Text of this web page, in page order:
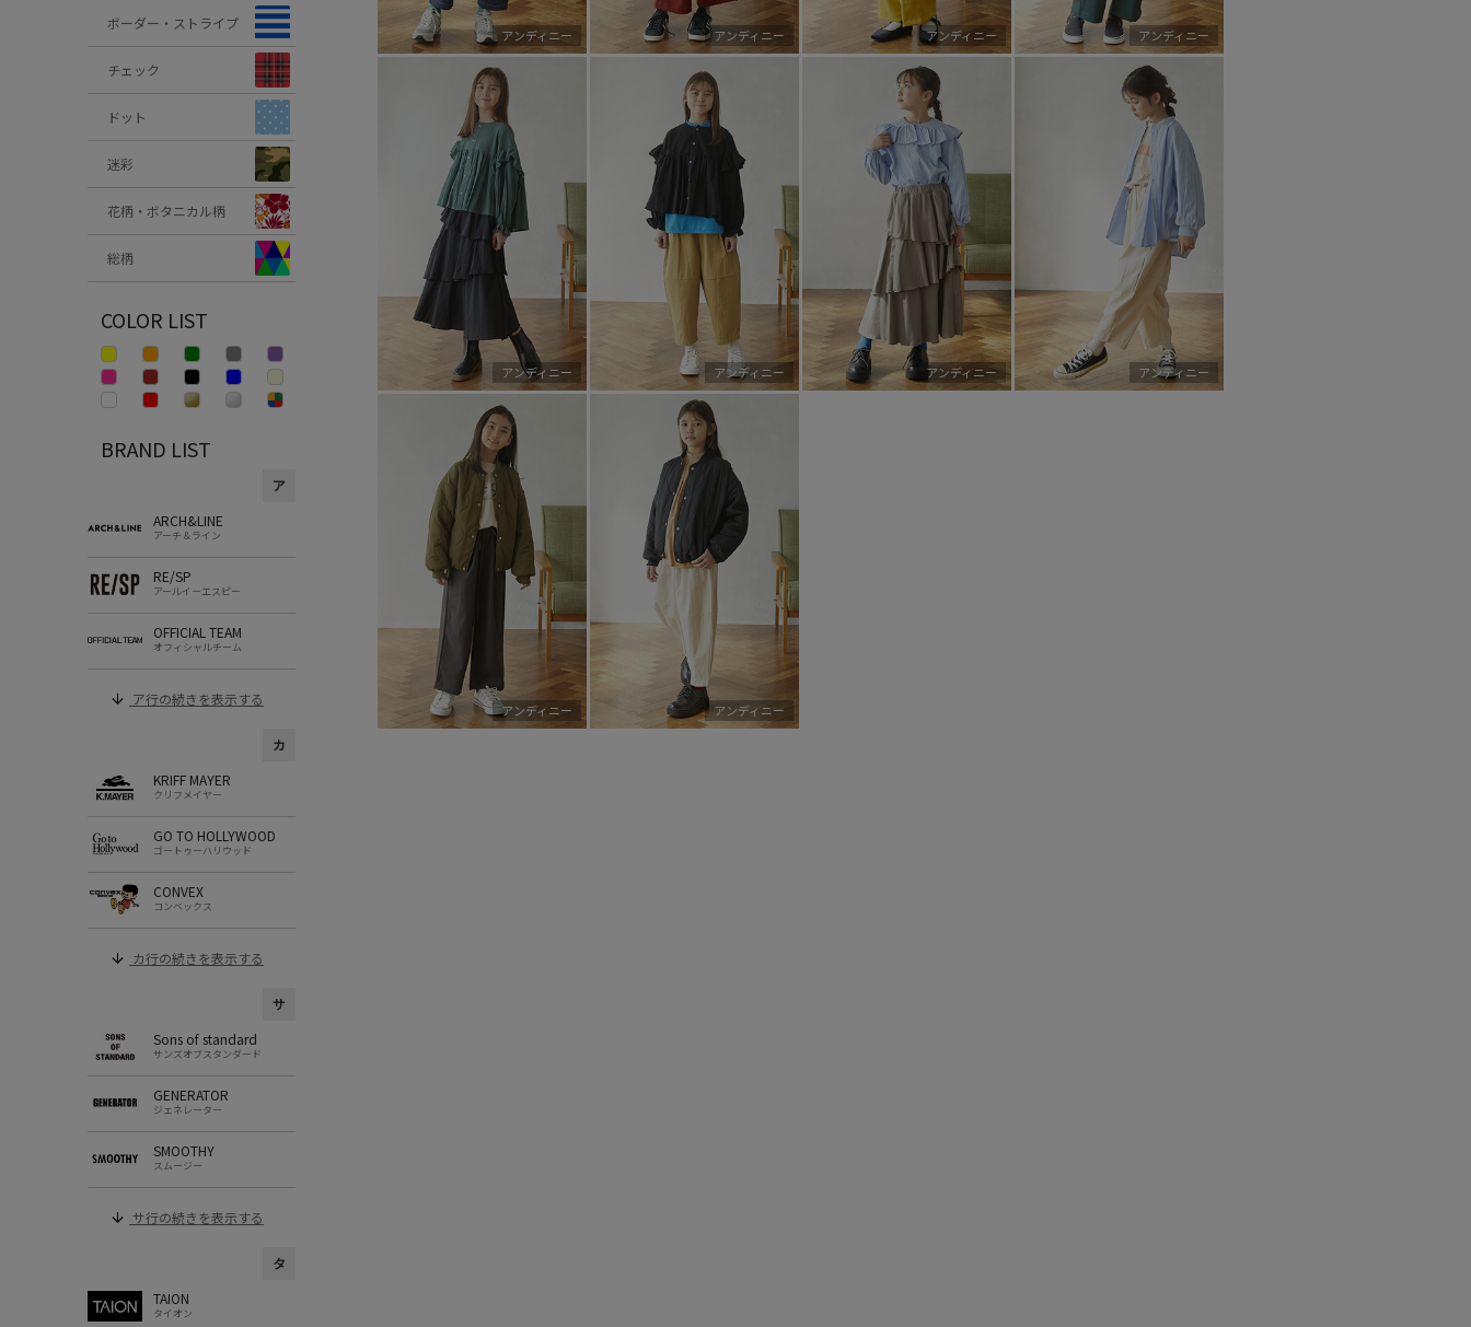
ボーダー・ストライプ
チェック
ドット
迷彩
花柄・ボタニカル柄
総柄
COLOR LIST
BRAND LIST
ア
ARCH&LINE
アーチ＆ライン
RE/SP
アールイーエスピー
OFFICIAL TEAM
オフィシャルチーム
ア行の続きを表示する
カ
KRIFF MAYER
クリフメイヤー
GO TO HOLLYWOOD
ゴートゥーハリウッド
CONVEX
コンベックス
カ行の続きを表示する
サ
Sons of standard
サンズオブスタンダード
GENERATOR
ジェネレーター
SMOOTHY
スムージー
サ行の続きを表示する
タ
TAION
タイオン
アンディニー アンディニー アンディニー アンディニー
アンディニー アンディニー アンディニー アンディニー
アンディニー アンディニー